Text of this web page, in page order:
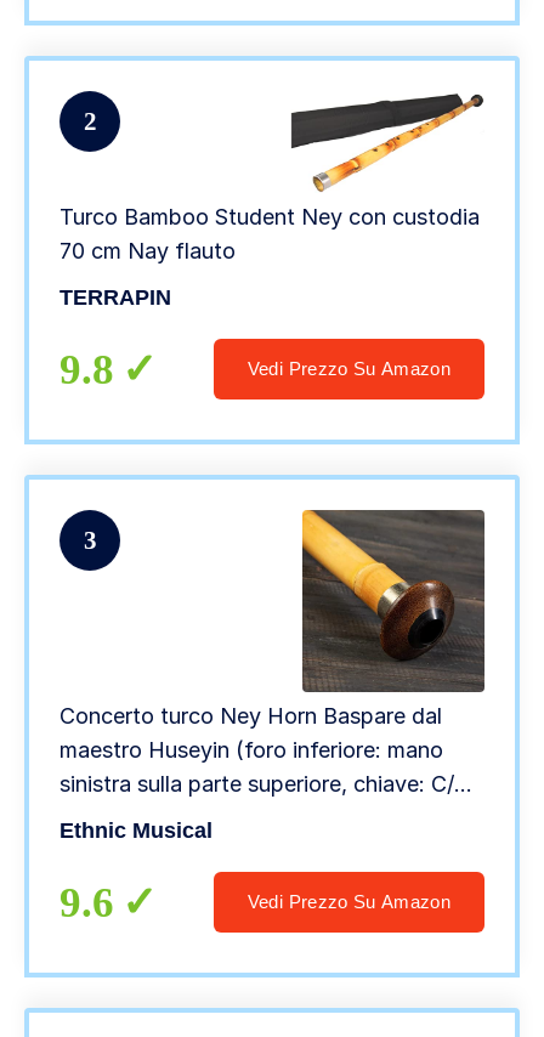
2
Turco Bamboo Student Ney con custodia
70 cm Nay flauto
TERRAPIN
9.8 Vedi Prezzo Su Amazon
3
Concerto turco Ney Horn Baspare dal
maestro Huseyin (foro inferiore: mano
sinistra sulla parte superiore, chiave: C/do
/ ‘Yildiz’)
Ethnic Musical
9.6 Vedi Prezzo Su Amazon